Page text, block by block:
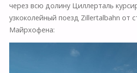
через всю долину Циллерталь
узкоколейный поезд Zillertalbahn от
Майрхофена: